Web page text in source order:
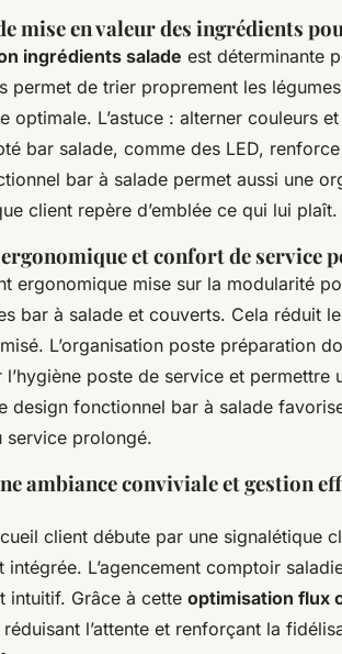
mise en valeur des ingrédients
ingrédients salade est déterminante
permet de trier proprement les
optimale. L’astuce : alterner couleurs
bar salade, comme des LED,
bar à salade permet aussi une
client repère d’emblée ce qui lui plaît.
et confort de service
ergonomique mise sur la modularité
bar à salade et couverts. Cela réduit
L’organisation poste préparation
poste de service et
design fonctionnel bar à salade
service prolongé.
ambiance conviviale et gestion
client débute par une signalétique
intégrée. L’agencement comptoir
intuitif. Grâce à cette optimisation flux
l’attente et renforçant la